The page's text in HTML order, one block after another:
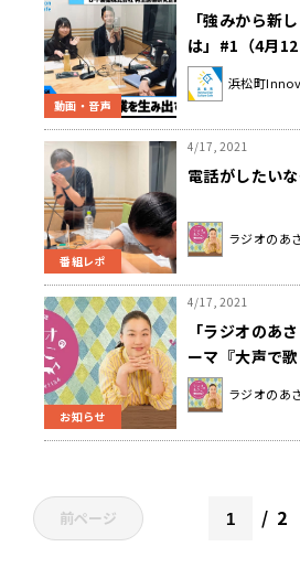
動画・音声
「強みから新
は」#1（4月
辺 雅司（株式
社長）本間 陽
浜松町
番組レポ
4/17, 2021
電話がしたい
ラジオのあ
お知らせ
4/17, 2021
「ラジオのあ
ーマ『大声で歌
ラジオのあ
前ページ 2